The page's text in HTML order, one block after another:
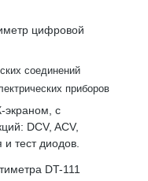
цифровой
соединений
приборов
экраном, с
DCV, ACV,
тест диодов.
DT-111